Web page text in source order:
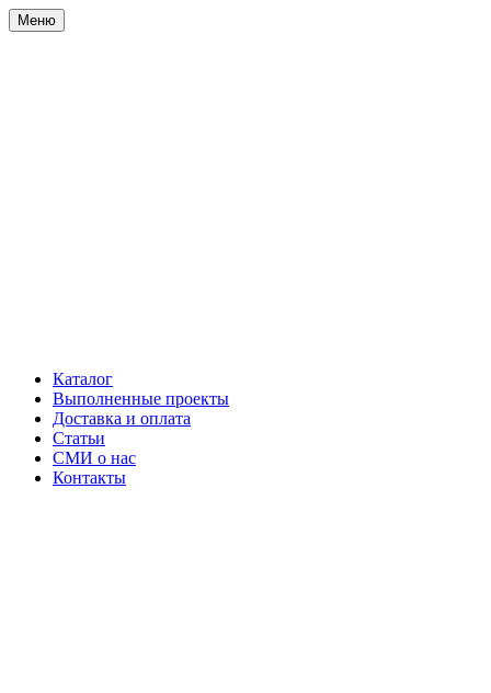
Меню
Каталог
Выполненные проекты
Доставка и оплата
Статьи
СМИ о нас
Контакты